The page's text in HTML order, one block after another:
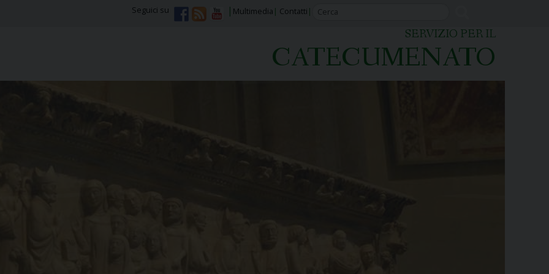
Multimedia Contatti
Seguici su
SERVIZIO PER IL
CATECUMENATO